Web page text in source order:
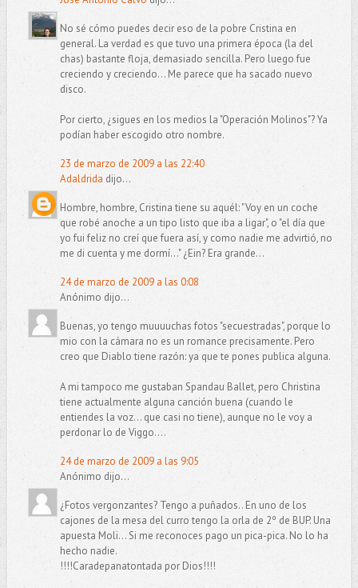
No sé cómo puedes decir eso de la pobre Cristina en
general. La verdad es que tuvo una primera época (la del
chas) bastante floja, demasiado sencilla. Pero luego fue
creciendo y creciendo... Me parece que ha sacado nuevo
disco.
Por cierto, ¿sigues en los medios la "Operación Molinos"? Ya
podían haber escogido otro nombre.
23 de marzo de 2009 a las 22:40
Adaldrida dijo...
Hombre, hombre, Cristina tiene su aquél: "Voy en un coche
que robé anoche a un tipo listo que iba a ligar", o "el día que
yo fui feliz no creí que fuera así, y como nadie me advirtió, no
me di cuenta y me dormí..." ¿Ein? Era grande...
24 de marzo de 2009 a las 0:08
Anónimo dijo...
Buenas, yo tengo muuuuchas fotos "secuestradas", porque lo
mio con la cámara no es un romance precisamente. Pero
creo que Diablo tiene razón: ya que te pones publica alguna.
A mi tampoco me gustaban Spandau Ballet, pero Christina
tiene actualmente alguna canción buena (cuando le
entiendes la voz... que casi no tiene), aunque no le voy a
perdonar lo de Viggo....
24 de marzo de 2009 a las 9:05
Anónimo dijo...
¿Fotos vergonzantes? Tengo a puñados.. En uno de los
cajones de la mesa del curro tengo la orla de 2º de BUP. Una
apuesta Moli... Si me reconoces pago un pica-pica. No lo ha
hecho nadie.
!!!!Caradepanatontada por Dios!!!!